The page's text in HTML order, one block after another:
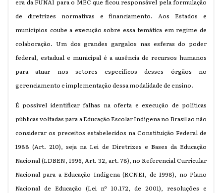
era da FUNAI para o MEC que ficou responsável pela formulação
de diretrizes normativas e financiamento. Aos Estados e
municípios coube a execução sobre essa temática em regime de
colaboração. Um dos grandes gargalos nas esferas do poder
federal, estadual e municipal é a ausência de recursos humanos
para atuar nos setores específicos desses órgãos no
gerenciamento e implementação dessa modalidade de ensino.
É possível identificar falhas na oferta e execução de políticas
públicas voltadas para a Educação Escolar Indígena no Brasil ao não
considerar os preceitos estabelecidos na Constituição Federal de
1988 (Art. 210), seja na Lei de Diretrizes e Bases da Educação
Nacional (LDBEN, 1996, Art. 32, art. 78), no Referencial Curricular
Nacional para a Educação Indígena (RCNEI, de 1998), no Plano
Nacional de Educação (Lei nº 10.172, de 2001), resoluções e